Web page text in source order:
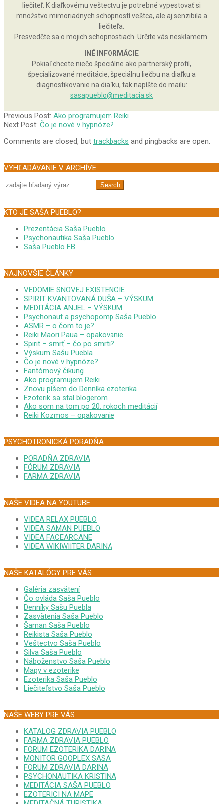
liečiteľ. K diaľkovému veštectvu je potrebné vypestovať si
množstvo mimoriadnych schopností veštca, ale aj senzibila a
liečiteľa.
Presvedčte sa o mojich schopnostiach. Určite vás nesklamem.
INÉ INFORMÁCIE
Pokiaľ chcete niečo špeciálne ako partnerský profil,
špecializované meditácie, špeciálnu liečbu na diaľku a
diagnostikovanie na diaľku, tak napíšte do mailu:
sasapueblo@meditacia.sk
2020-
07-
Previous Post: Ako programujem Reiki
Next Post: Čo je nové v hypnóze?
Comments are closed, but trackbacks and pingbacks are open.
VYHĽADÁVANIE V ARCHÍVE
Search
KTO JE SAŠA PUEBLO?
Prezentácia Saša Pueblo
Psychonautika Saša Pueblo
Saša Pueblo FB
NAJNOVŠIE ČLÁNKY
VEDOMIE SNOVEJ EXISTENCIE
SPIRIT KVANTOVANÁ DUŠA – VÝSKUM
MEDITÁCIA ANJEL – VÝSKUM
Psychonaut a psychopomp Saša Pueblo
ASMR – o čom to je?
Reiki Maori Paua – opakovanie
Spirit – smrť – čo po smrti?
Výskum Sašu Puebla
Čo je nové v hypnóze?
Fantómový čikung
Ako programujem Reiki
Znovu píšem do Denníka ezoterika
Ezoterik sa stal blogerom
Ako som na tom po 20. rokoch meditácií
Reiki Kozmos – opakovanie
PSYCHOTRONICKÁ PORADŇA
PORADŇA ZDRAVIA
FÓRUM ZDRAVIA
FARMA ZDRAVIA
NAŠE VIDEA NA YOUTUBE
VIDEA RELAX PUEBLO
VIDEA SAMAN PUEBLO
VIDEA FACEARCANE
VIDEA WIKIWIITER DARINA
NAŠE KATALÓGY PRE VÁS
Galéria zasvätení
Čo ovláda Saša Pueblo
Denníky Sašu Puebla
Zasvätenia Saša Pueblo
Šaman Saša Pueblo
Reikista Saša Pueblo
Veštectvo Saša Pueblo
Silva Saša Pueblo
Náboženstvo Saša Pueblo
Mapy v ezoterike
Ezoterika Saša Pueblo
Liečiteľstvo Saša Pueblo
NAŠE WEBY PRE VÁS
KATALOG ZDRAVIA PUEBLO
FARMA ZDRAVIA PUEBLO
FORUM EZOTERIKA DARINA
MONITOR GOOPLEX SASA
FORUM ZDRAVIA DARINA
PSYCHONAUTIKA KRISTINA
MEDITÁCIA SAŠA PUEBLO
EZOTERICI NA MAPE